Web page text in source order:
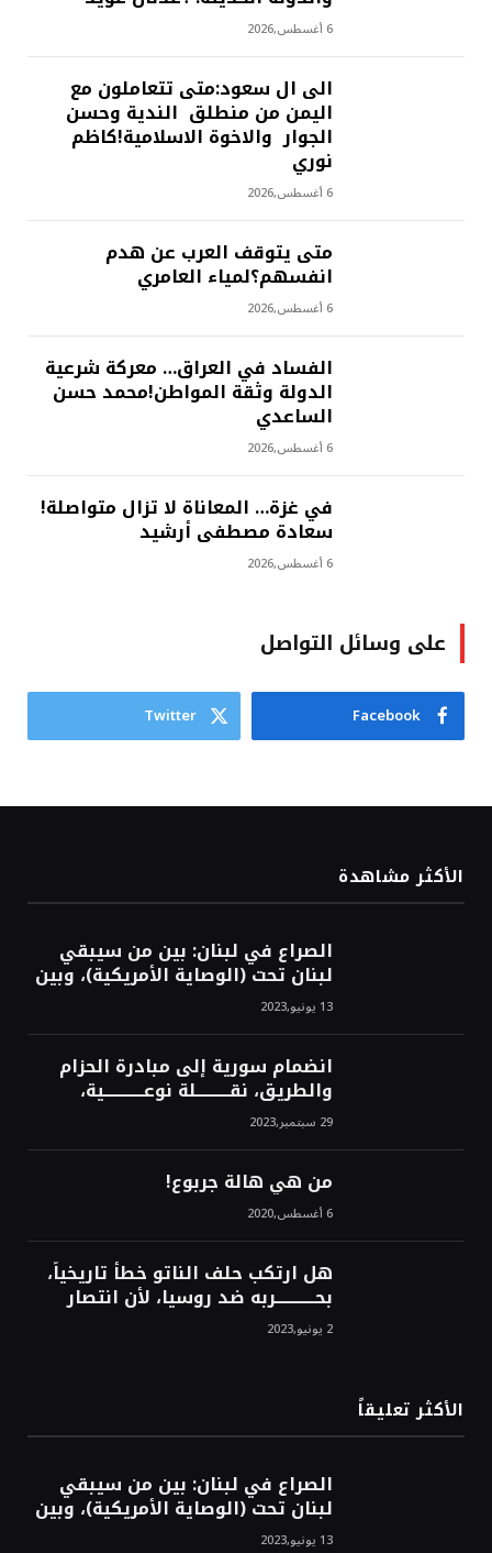
6 أغسطس,2026
الى ال سعود:متى تتعاملون مع
اليمن من منطلق الندية وحسن
الجوار والاخوة الاسلامية!كاظم
نوري
6 أغسطس,2026
متى يتوقف العرب عن هدم
انفسهم؟لمياء العامري
6 أغسطس,2026
الفساد في العراق… معركة شرعية
الدولة وثقة المواطن!محمد حسن
الساعدي
6 أغسطس,2026
في غزة… المعاناة لا تزال متواصلة!
سعادة مصطفى أرشيد
6 أغسطس,2026
على وسائل التواصل
Facebook
Twitter
الأكثر مشاهدة
الصراع في لبنان: بين من سيبقي
لبنان تحت (الوصاية الأمريكية)، وبين
من سيخرج لبنان من النفق الغربي!
محمد محسن13 يونيو,2023
انضمام سورية إلى مبادرة الحزام
والطريق، نقــــــــــلة نوعــــــــــــية،
استراتيجية، تاريخية، نهائية، نحو
الشرق!محمد محسن29 سبتمبر,2023
من هي هالة جربوع!
6 أغسطس,2020
هل ارتكب حلف الناتو خطأً تاريخياً،
بحــــــــــــربه ضد روسيا، لأن انتصار
روسيا الحتمي، سيفتت الناتو!محمد
محسن 2 يونيو,2023
الأكثر تعليقاً
الصراع في لبنان: بين من سيبقي
لبنان تحت (الوصاية الأمريكية)، وبين
من سيخرج لبنان من النفق الغربي!
13 يونيو,2023